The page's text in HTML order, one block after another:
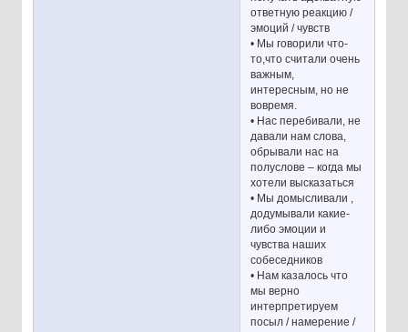
ответную реакцию /
эмоций / чувств
• Мы говорили что-
то,что считали очень
важным,
интересным, но не
вовремя.
• Нас перебивали, не
давали нам слова,
обрывали нас на
полуслове – когда мы
хотели высказаться
• Мы домысливали ,
додумывали какие-
либо эмоции и
чувства наших
собеседников
• Нам казалось что
мы верно
интерпретируем
посыл / намерение /